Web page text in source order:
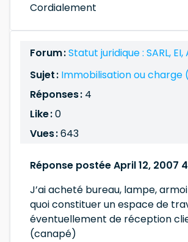
Cordialement
Forum :Statut juridique : SARL,
Sujet : Immobilisation ou charge
Réponses : 4
Like :0
Vues :643
Réponse postée April 12, 2007
J’ai acheté bureau, lampe,
quoi constituer un espace de
éventuellement de réception
(canapé)